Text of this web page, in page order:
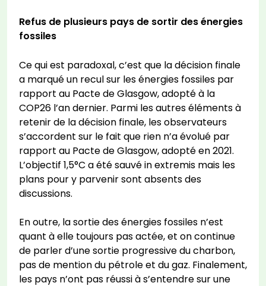
Refus de plusieurs pays de sortir des énergies
fossiles
Ce qui est paradoxal, c’est que la décision finale
a marqué un recul sur les énergies fossiles par
rapport au Pacte de Glasgow, adopté à la
COP26 l’an dernier. Parmi les autres éléments à
retenir de la décision finale, les observateurs
s’accordent sur le fait que rien n’a évolué par
rapport au Pacte de Glasgow, adopté en 2021.
L’objectif 1,5°C a été sauvé in extremis mais les
plans pour y parvenir sont absents des
discussions.
En outre, la sortie des énergies fossiles n’est
quant à elle toujours pas actée, et on continue
de parler d’une sortie progressive du charbon,
pas de mention du pétrole et du gaz. Finalement,
les pays n’ont pas réussi à s’entendre sur une